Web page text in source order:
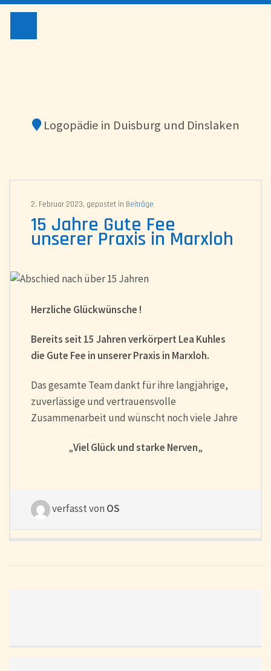
Logopädie in Duisburg und Dinslaken
2. Februar 2023, gepostet in Beiträge
15 Jahre Gute Fee
unserer Praxis in Marxloh
Herzliche Glückwünsche !
Bereits seit 15 Jahren verkörpert Lea Kuhles
die Gute Fee in unserer Praxis in Marxloh.
Das gesamte Team dankt für ihre langjährige,
zuverlässige und vertrauensvolle
Zusammenarbeit und wünscht noch viele Jahre
„Viel Glück und starke Nerven„
verfasst von OS